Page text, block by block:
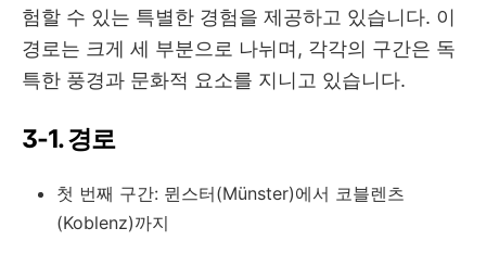
험할 수 있는 특별한 경험을 제공하고 있습니다. 이
경로는 크게 세 부분으로 나뉘며, 각각의 구간은 독
특한 풍경과 문화적 요소를 지니고 있습니다.
3-1. 경로
첫 번째 구간: 뮌스터(Münster)에서 코블렌츠
(Koblenz)까지